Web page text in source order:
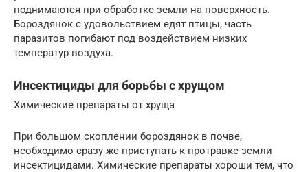
поднимаются при обработке земли на поверхность.
Бороздянок с удовольствием едят птицы, часть
паразитов погибают под воздействием низких
температур воздуха.
Инсектициды для борьбы с хрущом
Химические препараты от хруща
При большом скоплении бороздянок в почве,
необходимо сразу же приступать к протравке земли
инсектицидами. Химические препараты хороши тем, что